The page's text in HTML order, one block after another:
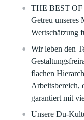
THE BEST
Getreu unseres
Wertschätzung
Wir leben den
flachen
Arbeitsbereich,
garantiert mit
Unsere Du-